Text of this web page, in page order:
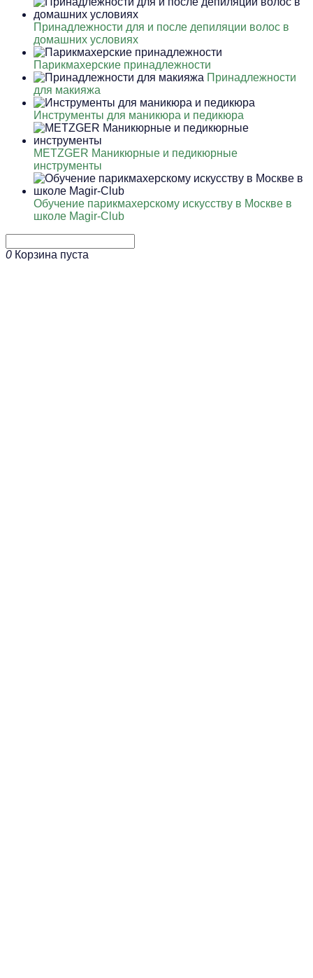
Принадлежности для и после депиляции волос в
домашних условиях
Парикмахерские принадлежности
Принадлежности
для макияжа
Инструменты для маникюра и педикюра
METZGER Маникюрные и педикюрные
инструменты
Обучение парикмахерскому искусству в Москве в
школе Magir-Club
0 Корзина пуста